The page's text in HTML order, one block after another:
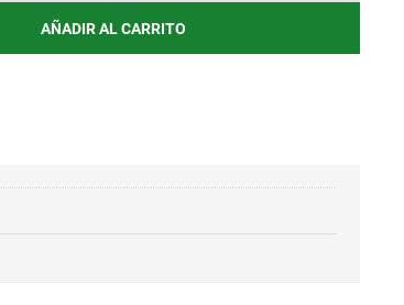
AÑADIR AL CARRITO